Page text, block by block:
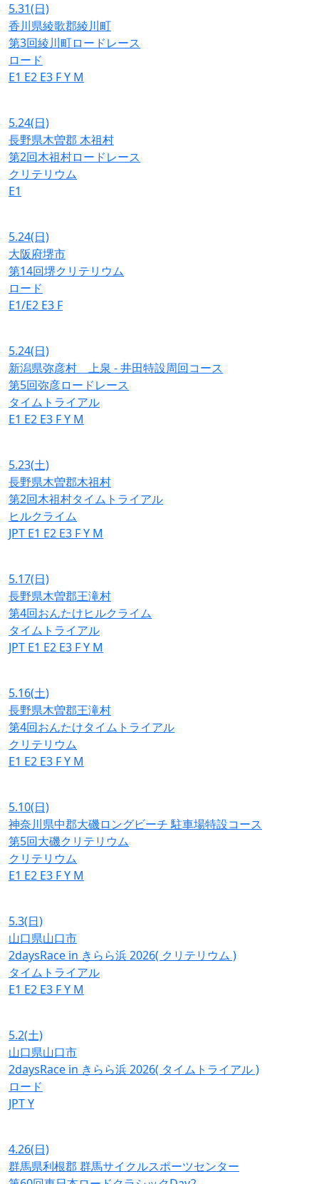
5.31(日)
香川県綾歌郡綾川町
第3回綾川町ロードレース
ロード
E1 E2 E3 FY M
5.24(日)
長野県木曽郡 木祖村
第2回木祖村ロードレース
クリテリウム
E1
5.24(日)
大阪府堺市
第14回堺クリテリウム
ロード
E1/E2 E3 F
5.24(日)
新潟県弥彦村 上泉 - 井田特設周回コース
第5回弥彦ロードレース
タイムトライアル
E1 E2 E3 FY M
5.23(土)
長野県木曽郡木祖村
第2回木祖村タイムトライアル
ヒルクライム
JPT E1 E2 E3 FY M
5.17(日)
長野県木曽郡王滝村
第4回おんたけヒルクライム
タイムトライアル
JPT E1 E2 E3 FY M
5.16(土)
長野県木曽郡王滝村
第4回おんたけタイムトライアル
クリテリウム
E1 E2 E3 FY M
5.10(日)
神奈川県中郡大磯ロングビーチ 駐車場特設コース
第5回大磯クリテリウム
クリテリウム
E1 E2 E3 FY M
5.3(日)
山口県山口市
2daysRace in きらら浜 2026( クリテリウム )
タイムトライアル
E1 E2 E3 FY M
5.2(土)
山口県山口市
2daysRace in きらら浜 2026( タイムトライアル )
ロード
JPTY
4.26(日)
群馬県利根郡 群馬サイクルスポーツセンター